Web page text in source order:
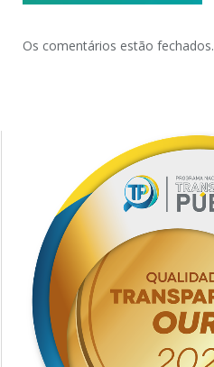
Os comentários estão fechados.